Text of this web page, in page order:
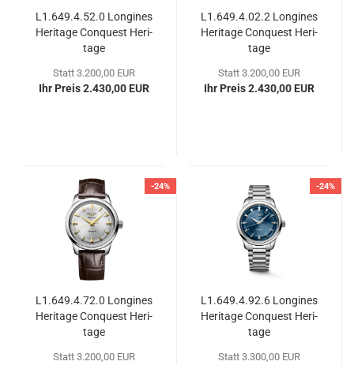
L1.649.4.52.0 Lon­gi­nes
He­ri­ta­ge Con­quest He­ri­
ta­ge
Statt 3.200,00 EUR
Ihr Preis 2.430,00 EUR
L1.649.4.02.2 Lon­gi­nes
He­ri­ta­ge Con­quest He­ri­
ta­ge
Statt 3.200,00 EUR
Ihr Preis 2.430,00 EUR
-24%
L1.649.4.72.0 Lon­gi­nes
He­ri­ta­ge Con­quest He­ri­
ta­ge
Statt 3.200,00 EUR
-24%
L1.649.4.92.6 Lon­gi­nes
He­ri­ta­ge Con­quest He­ri­
ta­ge
Statt 3.300,00 EUR